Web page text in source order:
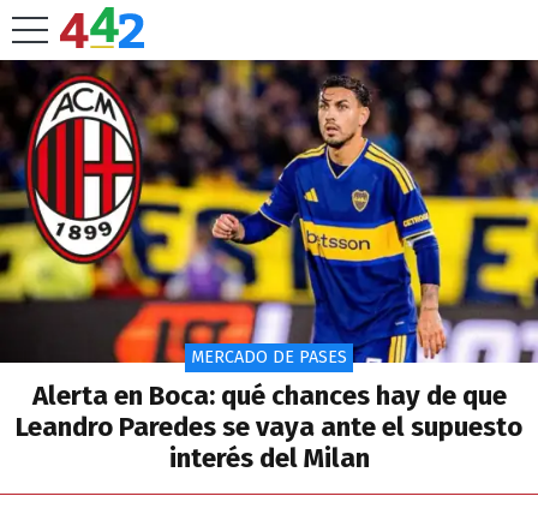
MERCADO DE PASES
Alerta en Boca: qué chances hay de que
Leandro Paredes se vaya ante el supuesto
interés del Milan